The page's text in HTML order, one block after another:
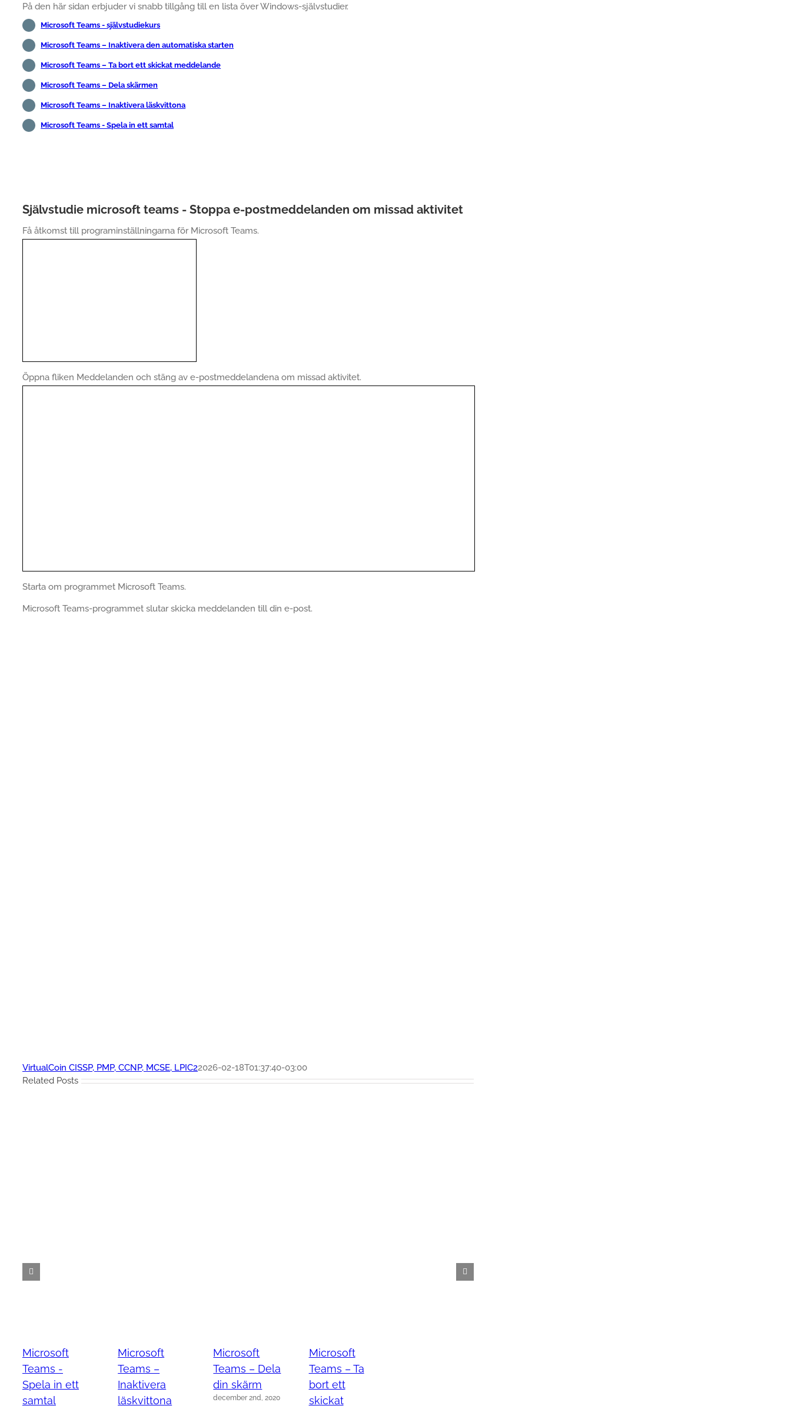
På den här sidan erbjuder vi snabb tillgång till en lista över Windows-självstudier.
Microsoft Teams - självstudiekurs
Microsoft Teams – Inaktivera den automatiska starten
Microsoft Teams – Ta bort ett skickat meddelande
Microsoft Teams – Dela skärmen
Microsoft Teams – Inaktivera läskvittona
Microsoft Teams - Spela in ett samtal
Självstudie microsoft teams - Stoppa e-postmeddelanden om missad aktivitet
Få åtkomst till programinställningarna för Microsoft Teams.
Öppna fliken Meddelanden och stäng av e-postmeddelandena om missad aktivitet.
Starta om programmet Microsoft Teams.
Microsoft Teams-programmet slutar skicka meddelanden till din e-post.
VirtualCoin CISSP, PMP, CCNP, MCSE, LPIC22026-02-18T01:37:40-03:00
Related Posts
Microsoft
Teams -
Spela in ett
samtal
Microsoft
Teams –
Inaktivera
läskvittona
Microsoft
Teams – Dela
din skärm
december 2nd, 2020
Microsoft
Teams – Ta
bort ett
skickat